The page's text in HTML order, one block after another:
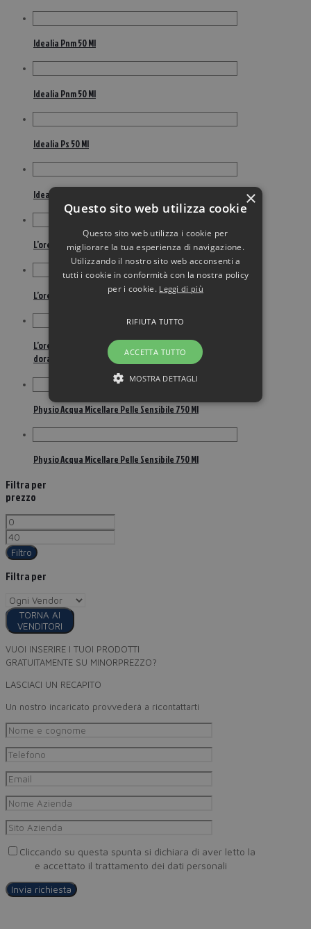
Idealia Pnm 50 Ml
Idealia Pnm 50 Ml
Idealia Ps 50 Ml
Idealia Ps 50 Ml
L’oreal paris ritocco perfetto 1 nero 75 ml
L’oreal paris ritocco perfetto 2 bruno 75 ml
L’oreal paris spray ritocco perfetto i biondi chiari
dorati 75ml
Physio Acqua Micellare Pelle Sensibile 750 Ml
Physio Acqua Micellare Pelle Sensibile 750 Ml
Filtra per
prezzo
Filtro
Filtra per
TORNA AI
VENDITORI
VUOI INSERIRE I TUOI PRODOTTI
GRATUITAMENTE SU MINORPREZZO?
LASCIACI UN RECAPITO
Un nostro incaricato provvederà a ricontattarti
Cliccando su questa spunta si dichiara di aver letto la
e accettato il trattamento dei dati personali
×
Questo sito web utilizza cookie
Questo sito web utilizza i cookie per
migliorare la tua esperienza di navigazione.
Utilizzando il nostro sito web acconsenti a
tutti i cookie in conformità con la nostra policy
per i cookie. Leggi di più
ACCETTA TUTTO
RIFIUTA TUTTO
MOSTRA DETTAGLI